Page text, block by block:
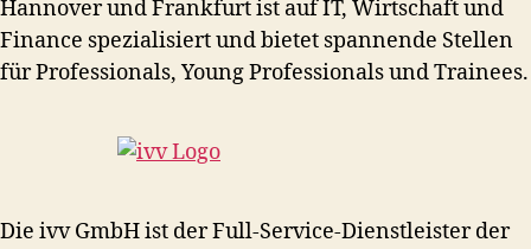
Hannover und Frankfurt ist auf IT, Wirtschaft und
Finance spezialisiert und bietet spannende Stellen
für Professionals, Young Professionals und Trainees.
Die ivv GmbH ist der Full-Service-Dienstleister der